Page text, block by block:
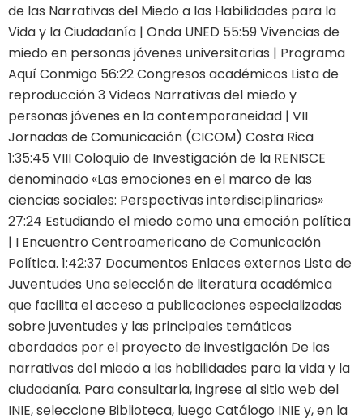
de las Narrativas del Miedo a las Habilidades para la
Vida y la Ciudadanía | Onda UNED 55:59 Vivencias de
miedo en personas jóvenes universitarias | Programa
Aquí Conmigo 56:22 Congresos académicos Lista de
reproducción 3 Videos Narrativas del miedo y
personas jóvenes en la contemporaneidad | VII
Jornadas de Comunicación (CICOM) Costa Rica
1:35:45 VIII Coloquio de Investigación de la RENISCE
denominado «Las emociones en el marco de las
ciencias sociales: Perspectivas interdisciplinarias»
27:24 Estudiando el miedo como una emoción política
| I Encuentro Centroamericano de Comunicación
Política. 1:42:37 Documentos Enlaces externos Lista de
Juventudes Una selección de literatura académica
que facilita el acceso a publicaciones especializadas
sobre juventudes y las principales temáticas
abordadas por el proyecto de investigación De las
narrativas del miedo a las habilidades para la vida y la
ciudadanía. Para consultarla, ingrese al sitio web del
INIE, seleccione Biblioteca, luego Catálogo INIE y, en la